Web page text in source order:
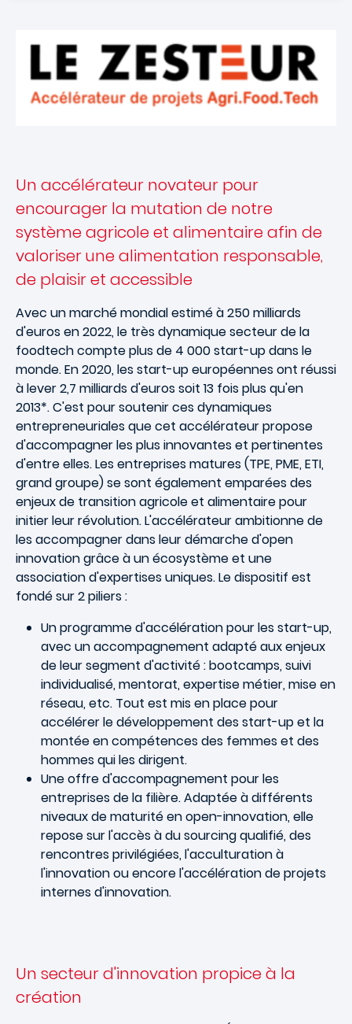
Un accélérateur novateur pour
encourager la mutation de notre
système agricole et alimentaire afin de
valoriser une alimentation responsable,
de plaisir et accessible
Avec un marché mondial estimé à 250 milliards
d'euros en 2022, le très dynamique secteur de la
foodtech compte plus de 4 000 start-up dans le
monde. En 2020, les start-up européennes ont réussi
à lever 2,7 milliards d'euros soit 13 fois plus qu'en
2013*. C'est pour soutenir ces dynamiques
entrepreneuriales que cet accélérateur propose
d'accompagner les plus innovantes et pertinentes
d'entre elles. Les entreprises matures (TPE, PME, ETI,
grand groupe) se sont également emparées des
enjeux de transition agricole et alimentaire pour
initier leur révolution. L'accélérateur ambitionne de
les accompagner dans leur démarche d'open
innovation grâce à un écosystème et une
association d'expertises uniques. Le dispositif est
fondé sur 2 piliers :
Un programme d'accélération pour les start-up,
avec un accompagnement adapté aux enjeux
de leur segment d'activité : bootcamps, suivi
individualisé, mentorat, expertise métier, mise en
réseau, etc. Tout est mis en place pour
accélérer le développement des start-up et la
montée en compétences des femmes et des
hommes qui les dirigent.
Une offre d'accompagnement pour les
entreprises de la filière. Adaptée à différents
niveaux de maturité en open-innovation, elle
repose sur l'accès à du sourcing qualifié, des
rencontres privilégiées, l'acculturation à
l'innovation ou encore l'accélération de projets
internes d'innovation.
Un secteur d'innovation propice à la
création